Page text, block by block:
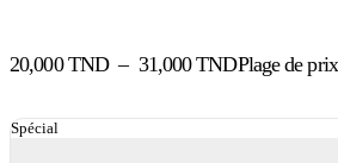
20,000TND – 31,000TNDPlage de
Spécial